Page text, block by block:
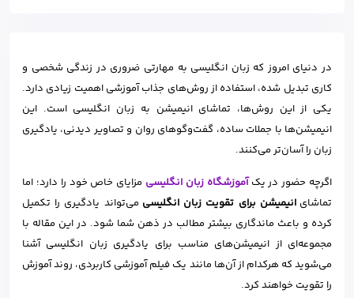
در دنیای امروز که زبان انگلیسی به مهارتی ضروری در زندگی شخصی و
کاری تبدیل شده، استفاده از روش‌های جذاب آموزشی اهمیت زیادی دارد.
یکی از این روش‌ها، تماشای انیمیشن به زبان انگلیسی است. این
انیمیشن‌ها با جملات ساده، گفت‌وگوهای روان و تصاویر دیدنی، یادگیری
زبان را آسان‌تر می‌کنند.
اگرچه حضور در یکآموزشگاه زبان انگلیسی مزایای خاص خود را دارد؛ اما
تماشای انیمیشن برای تقویت زبان انگلیسی می‌تواند یادگیری را تکمیل
کرده و باعث ماندگاری بیشتر مطالب در ذهن شما شود. در این مقاله با
مجموعه‌ای از انیمیشن‌های مناسب برای یادگیری زبان انگلیسی آشنا
می‌شوید که هرکدام از آن‌‌ها مانند یک فیلم آموزشی کاربردی، روند آموزش
را تقویت خواهند کرد.